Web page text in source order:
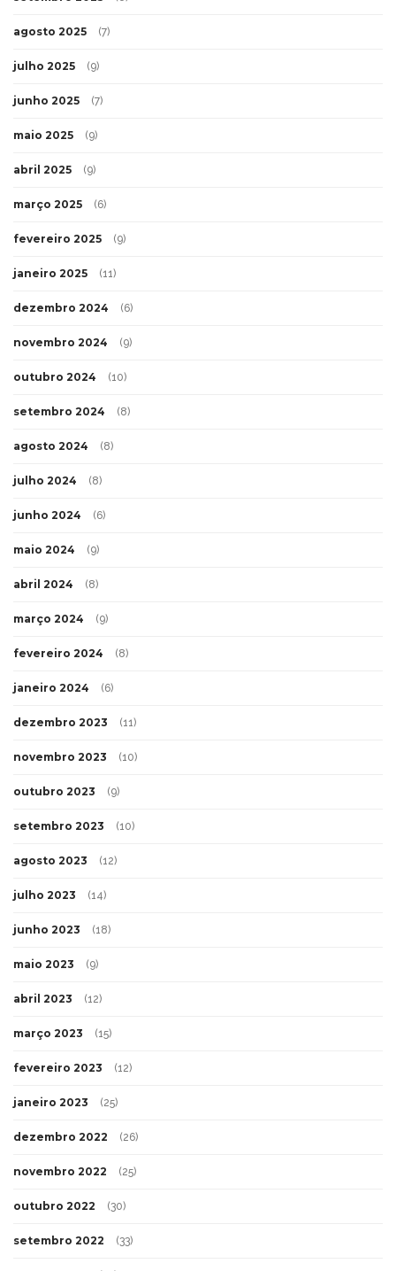
agosto 2025 (7)
julho 2025 (9)
junho 2025 (7)
maio 2025 (9)
abril 2025 (9)
março 2025 (6)
fevereiro 2025 (9)
janeiro 2025 (11)
dezembro 2024 (6)
novembro 2024 (9)
outubro 2024 (10)
setembro 2024 (8)
agosto 2024 (8)
julho 2024 (8)
junho 2024 (6)
maio 2024 (9)
abril 2024 (8)
março 2024 (9)
fevereiro 2024 (8)
janeiro 2024 (6)
dezembro 2023 (11)
novembro 2023 (10)
outubro 2023 (9)
setembro 2023 (10)
agosto 2023 (12)
julho 2023 (14)
junho 2023 (18)
maio 2023 (9)
abril 2023 (12)
março 2023 (15)
fevereiro 2023 (12)
janeiro 2023 (25)
dezembro 2022 (26)
novembro 2022 (25)
outubro 2022 (30)
setembro 2022 (33)